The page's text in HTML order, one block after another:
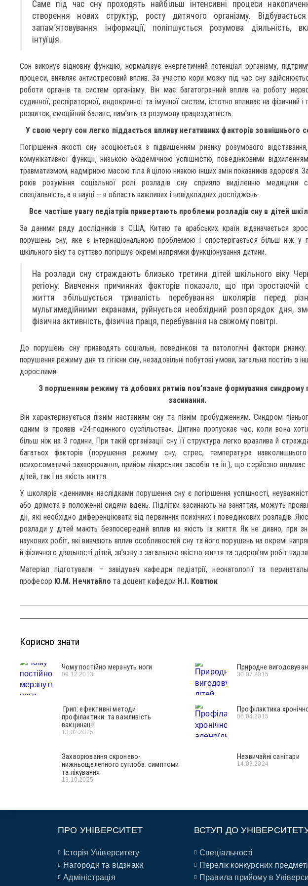
Саме під час сну проходять найбільш інтенсивні процеси
створення нових структур, росту дитячого організму.
запам’ятовування інформації, поліпшується розумова діяльність,
інтуїція.
Сон виконує відновну функцію, нормалізує енергетичний потенціал організму,
процеси, виявляє антистресовий вплив. За участю кори мозку під час сну
роботи органів та систем організму. Він має багатогранний вплив на роботу
судинної, респіраторної, ендокринної та імунної систем, істотно впливає на фізичний
розвиток, емоційний баланс, пам’ять та розумову працездатність.
У свою чергу сон легко піддається впливу негативних факторів зовнішнього
Погіршення якості сну асоціюється з підвищенням ризику розумового
комунікативної функції, низькою академічною успішністю, поведінковими
травматизмом, надмірною масою тіла й цілою низкою інших змін показників здоров’я.
років розуміння соціальної ролі розладів сну сприяло виділенню
спеціальність, а в науці – в область важливих і невідкладних досліджень.
Все частіше увагу педіатрів привертають проблеми розладів сну в дітей
За даними ряду дослідників з США, Китаю та арабських країн відзначається
порушень сну, яке є інтернаціональною проблемою і спостерігається більш ніж у
шкільного віку та суттєво погіршує окремі напрямки функціонування дитини.
На розлади сну страждають близько третини дітей шкільного віку
регіону. Вивчення причинних факторів показало, що при зростаючій
життя збільшується тривалість перебування школярів перед
мультимедійними екранами, руйнується необхідний розпорядок дня,
фізична активність, фізична праця, перебування на свіжому повітрі.
До порушень сну призводять соціальні, поведінкові та патологічні фактори
порушення режиму дня та гігієни сну, незадовільні побутові умови, загальна постіль з
дорослими.
З порушенням режиму та добових ритмів пов’язане формування синдрому
засинання.
Він характеризується пізнім настанням сну та пізнім пробудженням. Синдром
одним із проявів «24-годинного суспільства». Дитина пропускає час, коли вона
більш ніж на 3 години. При такій організації сну її структура легко вразлива й
багатьох факторів (порушення режиму сну, стрес, температура
психосоматичні захворювання, прийом лікарських засобів та ін.), що серйозно впливає
дітей, так і на якість життя.
У школярів «денними» наслідками порушення сну є погіршення успішності,
або дрімота в положенні сидячи вдень. Підлітки засинають на заняттях, можуть
дії, які необхідно диференціювати від первинних психічних і поведінкових розладів.
розлади у дітей мають безпосередній вплив на якість їх життя. Як не дивно, при
наукових робіт, які вивчають вплив особливостей сну та його порушень на окремі
й фізичного діяльності дітей, зв’язку з загальною якістю життя та здоров’ям робіт
Матеріал підготували: – завідувач кафедри педіатрії, неонатології та
професор Ю.М. Нечитайло та доцент кафедри Н.І. Ковтюк
Корисно знати
Чому постійно мерзнуть ноги
09.12.2013
Природне
30.07.2015
Грип: ефективні методи
профілактики та важливість
вакцинації
13.02.2025
Профілактика
06.04.2015
Захворювання скронево-
нижньощелепного суглоба: симптоми
та лікування
13.10.2025
Незвичайні санітари
14.03.2024
ПРО УНІВЕРСИТЕТ
Історія Університету
Нагороди та відзнаки
Адміністрація
ВСТУП ДО
Спеціальності
Перелік конкурсних
Правила прийому в